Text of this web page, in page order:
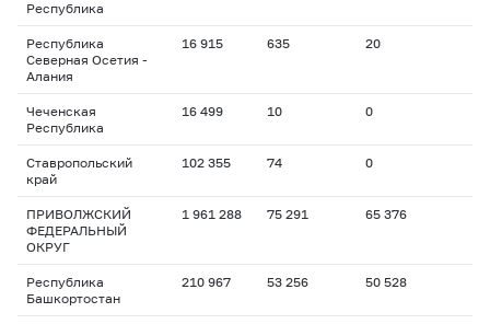
Республика
Республика
Северная Осетия -
Алания
16 915 635 20
Чеченская
Республика
16 499 10 0
Ставропольский
край
102 355 74 0
ПРИВОЛЖСКИЙ
ФЕДЕРАЛЬНЫЙ
ОКРУГ
1 961 288 75 291 65 376
Республика
Башкортостан
210 967 53 256 50 528